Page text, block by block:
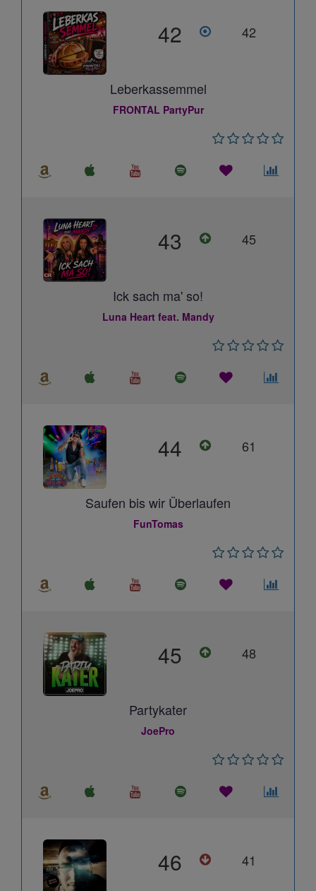
42 42
Leberkassemmel
FRONTAL PartyPur
43 45
Ick sach ma' so!
Luna Heart feat. Mandy
44 61
Saufen bis wir Überlaufen
FunTomas
45 48
Partykater
JoePro
46 41